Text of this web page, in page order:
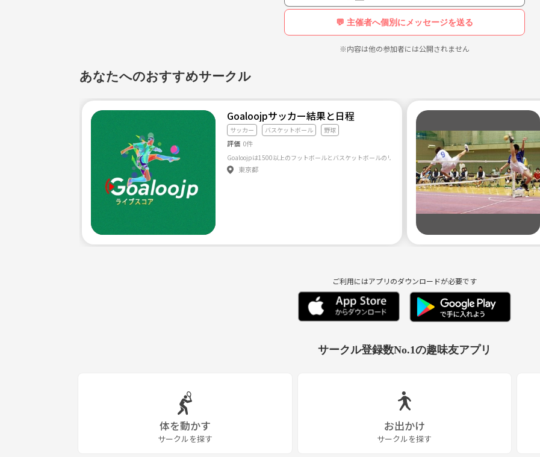
💬 主催者へ個別にメッセージを送る
※内容は他の参加者には公開されません
あなたへのおすすめサークル
Goaloojpサッカー結果と日程
サッカー バスケットボール 野球
評価 0件
Goaloojpは1500以上のフットボールとバスケットボールのリアルタイムスコアを含め、ライブスコア、最新結
東京都
ご利用にはアプリのダウンロードが必要です
サークル登録数No.1の趣味友アプリ
体を動かす
サークルを探す
お出かけ
サークルを探す